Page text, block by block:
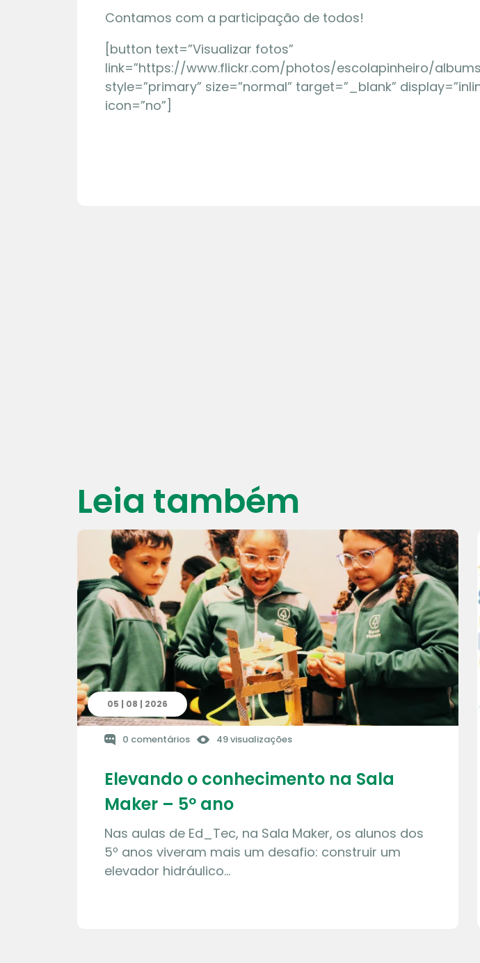
Contamos com a participação de todos!
[button text=”Visualizar fotos”
link=”https://www.flickr.com/photos/escolapinheiro/albums/
style=”primary” size=”normal” target=”_blank”
icon=”no”]
Leia também
05 | 08 | 2026
0 comentários 49 visualizações
Elevando o conhecimento na Sala
Maker – 5º ano
Nas aulas de Ed_Tec, na Sala Maker, os alunos dos
5º anos viveram mais um desafio: construir um
elevador hidráulico…